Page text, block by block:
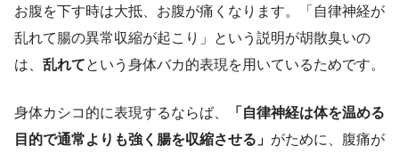
お腹を下す時は大抵、お腹が痛くなります。「自律神経が
乱れて腸の異常収縮が起こり」という説明が胡散臭いの
は、 乱れてという身体バカ的表現を用いているためです。
身体カシコ的に表現するならば、
「自律神経は体を温める
目的で通常よりも強く腸を収縮させる」 がために、腹痛が